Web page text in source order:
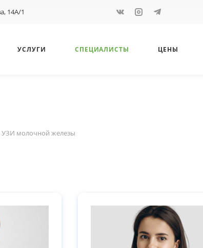
14А/1
УСЛУГИ СПЕЦИАЛИСТЫ ЦЕНЫ
УЗИ молочной железы